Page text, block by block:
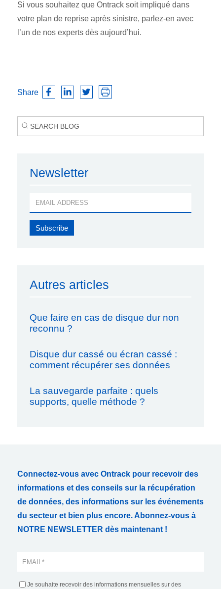
Si vous souhaitez que Ontrack soit impliqué dans
votre plan de reprise après sinistre, parlez-en avec
l’un de nos experts dès aujourd’hui.
Share
Newsletter
Autres articles
Que faire en cas de disque dur non
reconnu ?
Disque dur cassé ou écran cassé :
comment récupérer ses données
La sauvegarde parfaite : quels
supports, quelle méthode ?
Connectez-vous avec Ontrack pour recevoir des
informations et des conseils sur la récupération
de données, des informations sur les événements
du secteur et bien plus encore. Abonnez-vous à
NOTRE NEWSLETTER dès maintenant !
Je souhaite recevoir des informations mensuelles sur des